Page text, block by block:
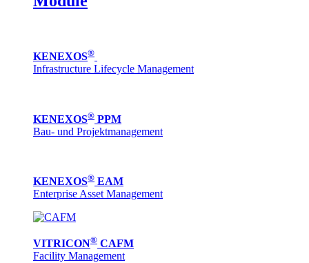
KENEXOS®
Infrastructure Lifecycle Management
KENEXOS® PPM
Bau- und Projektmanagement
KENEXOS® EAM
Enterprise Asset Management
VITRICON® CAFM
Facility Management